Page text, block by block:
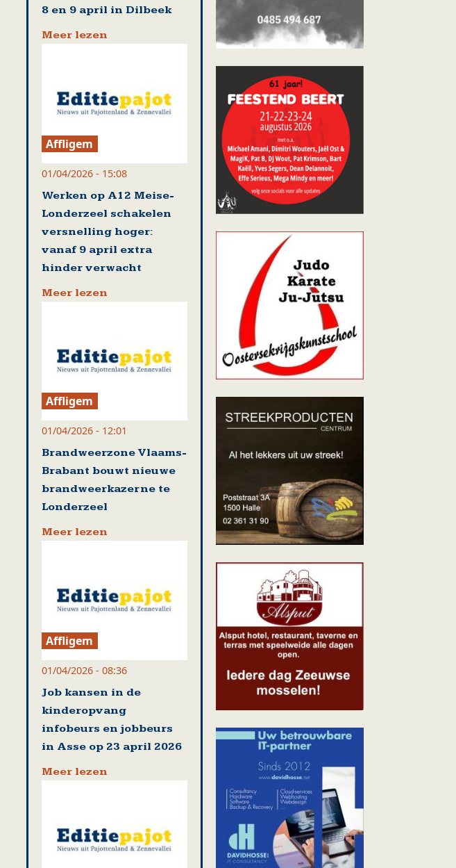
8 en 9 april in Dilbeek
Meer lezen
Affligem
01/04/2026 - 15:08
Werken op A12 Meise-
Londerzeel schakelen
versnelling hoger:
vanaf 9 april extra
hinder verwacht
Meer lezen
Affligem
01/04/2026 - 12:01
Brandweerzone Vlaams-
Brabant bouwt nieuwe
brandweerkazerne te
Londerzeel
Meer lezen
Affligem
01/04/2026 - 08:36
Job kansen in de
kinderopvang
infobeurs en jobbeurs
in Asse op 23 april 2026
Meer lezen